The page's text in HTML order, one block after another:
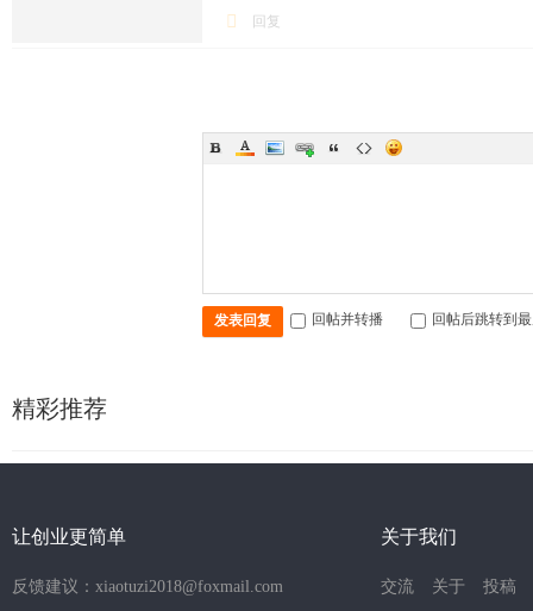
回复
发表回复 回帖并转播 回帖后跳转到
精彩推荐
让创业更简单
反馈建议：xiaotuzi2018@foxmail.com
关于我们
交流 关于
投稿